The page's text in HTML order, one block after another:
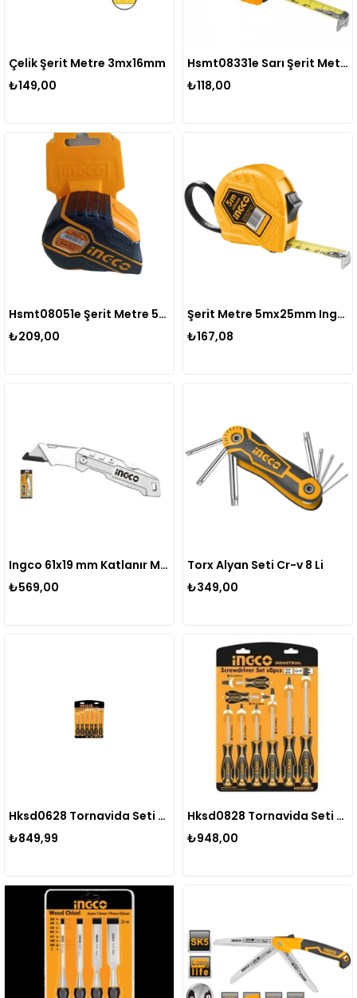
Çelik Şerit Metre 3mx16mm
₺149,00
Hsmt08331e Sarı Şerit Metre 3 Metre
₺118,00
Hsmt08051e Şerit Metre 5x25mm Otomatik Kilitli
₺209,00
Şerit Metre 5mx25mm Ing-hsmt08351e
₺167,08
Ingco 61x19 mm Katlanır Maket Bıçağı Sk5 5 Yedek Bıçaklı
₺569,00
Torx Alyan Seti Cr-v 8 Li
₺349,00
Hksd0628 Tornavida Seti 6'lı
₺849,99
Hksd0828 Tornavida Seti 8 Li
₺948,00